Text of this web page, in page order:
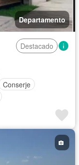
Departamento
Destacado
Conserje